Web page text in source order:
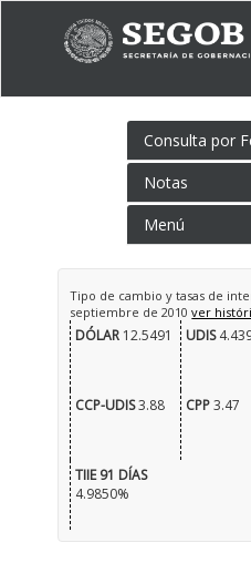
Consulta por
Notas
Menú
Tipo de cambio y tasas de
septiembre de 2010ver
DÓLAR12.5491 UDIS
CCP-UDIS3.88 CPP3.47
TIIE 91 DÍAS
4.9850%